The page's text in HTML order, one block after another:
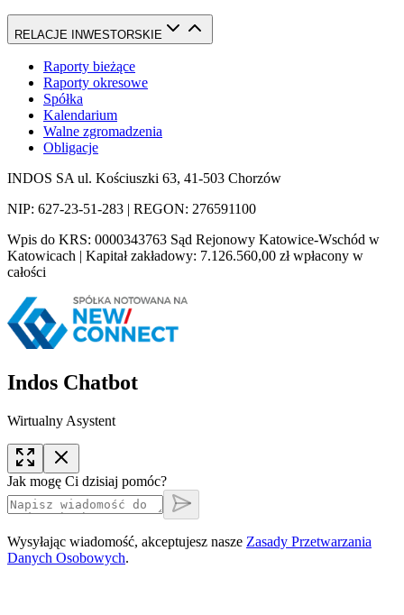
RELACJE INWESTORSKIE
Raporty bieżące
Raporty okresowe
Spółka
Kalendarium
Walne zgromadzenia
Obligacje
INDOS SA ul. Kościuszki 63, 41-503 Chorzów
NIP: 627-23-51-283 | REGON: 276591100
Wpis do KRS: 0000343763 Sąd Rejonowy Katowice-Wschód w
Katowicach | Kapitał zakładowy: 7.126.560,00 zł wpłacony w
całości
Indos Chatbot
Wirtualny Asystent
Jak mogę Ci dzisiaj pomóc?
Wysyłając wiadomość, akceptujesz nasze Zasady Przetwarzania
Danych Osobowych.